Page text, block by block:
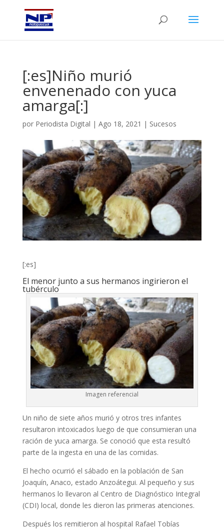
[:es]Niño murió
envenenado con yuca
amarga[:]
por Periodista Digital | Ago 18, 2021 | Sucesos
[:es]
El menor junto a sus hermanos ingirieron el
tubérculo
Imagen referencial
Un niño de siete años murió y otros tres infantes
resultaron intoxicados luego de que consumieran una
ración de yuca amarga. Se conoció que esta resultó
parte de la ingesta en una de las comidas.
El hecho ocurrió el sábado en la población de San
Joaquín, Anaco, estado Anzoátegui. Al pequeño y sus
hermanos lo llevaron al Centro de Diagnóstico Integral
(CDI) local, donde les dieron las primeras atenciones.
Después los remitieron al hospital Rafael Tobías